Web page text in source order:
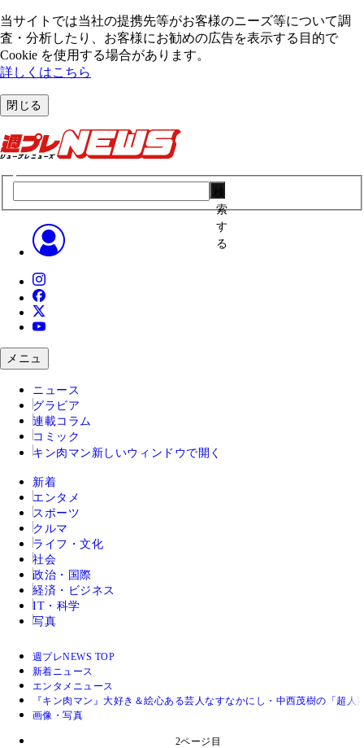
当サイトでは当社の提携先等がお客様のニーズ等について調
査・分析したり、お客様にお勧めの広告を表⽰する⽬的で
Cookie を使⽤する場合があります。
詳しくはこちら
閉じる
索
す
る
メニュ
ニュース
グラビア
連載コラム
コミック
キン肉マン 新しいウィンドウで開く
新着
エンタメ
スポーツ
クルマ
ライフ・文化
社会
政治・国際
経済・ビジネス
IT・科学
写真
週プレNEWS TOP
新着ニュース
エンタメニュース
『キン肉マン』大好き＆絵心ある芸人なすなかにし・中西茂樹の「超人
画像・写真
2ページ目